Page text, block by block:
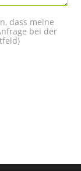
dass meine
bei der